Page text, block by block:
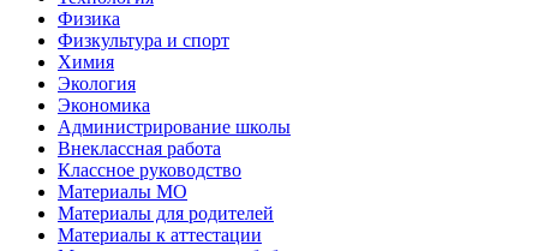
Физика
Физкультура и спорт
Химия
Экология
Экономика
Администрирование школы
Внеклассная работа
Классное руководство
Материалы МО
Материалы для родителей
Материалы к аттестации